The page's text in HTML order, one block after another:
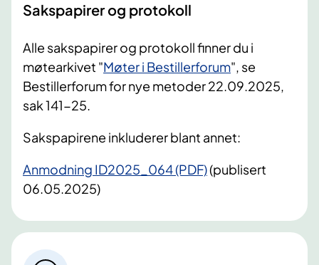
Sakspapirer og protokoll
Alle sakspapirer og protokoll finner du i
møtearkivet "Møter i Bestillerforum", se
Bestillerforum for nye metoder 22.09.2025,
sak 141-25.
Sakspapirene inkluderer blant annet:
Anmodning ID2025_064 (PDF)(publisert
06.05.2025)